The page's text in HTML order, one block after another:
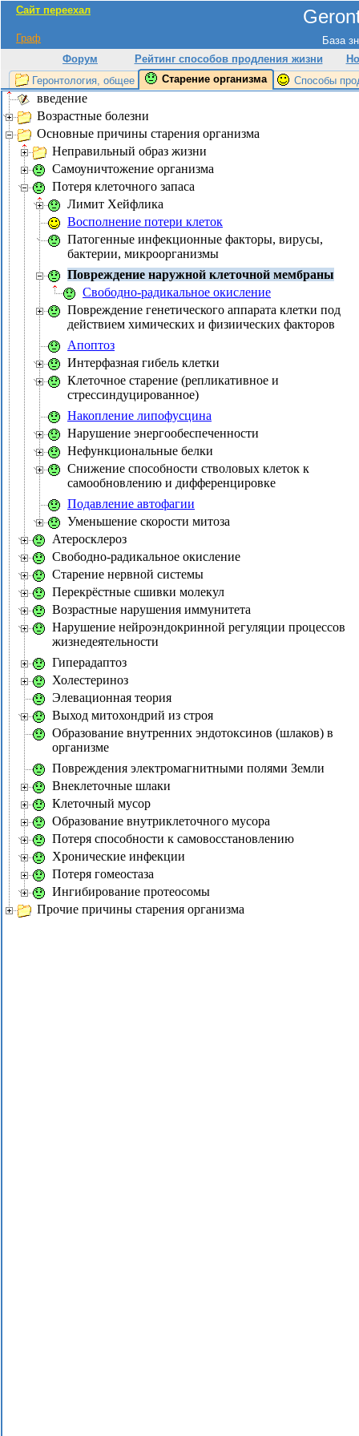
Сайт переехал
База
Граф
Форум
Рейтинг способов продления жизни
Геронтология, общее
Старение организма Способы
введение
Возрастные болезни
Основные причины старения организма
Неправильный образ жизни
Самоуничтожение организма
Потеря клеточного запаса
Лимит Хейфлика
Восполнение потери клеток
Патогенные инфекционные факторы, вирусы,
бактерии, микроорганизмы
Повреждение наружной клеточной мембраны
Свободно-радикальное окисление
Повреждение генетического аппарата клетки под
действием химических и физиических факторов
Апоптоз
Интерфазная гибель клетки
Клеточное старение (репликативное и
стрессиндуцированное)
Накопление липофусцина
Нарушение энергообеспеченности
Нефункциональные белки
Снижение способности стволовых клеток к
самообновлению и дифференцировке
Подавление автофагии
Уменьшение скорости митоза
Атеросклероз
Свободно-радикальное окисление
Старение нервной системы
Перекрёстные сшивки молекул
Возрастные нарушения иммунитета
Нарушение нейроэндокринной регуляции процессов
жизнедеятельности
Гиперадаптоз
Холестериноз
Элевационная теория
Выход митохондрий из строя
Образование внутренних эндотоксинов (шлаков) в
организме
Повреждения электромагнитными полями Земли
Внеклеточные шлаки
Клеточный мусор
Образование внутриклеточного мусора
Потеря способности к самовосстановлению
Хронические инфекции
Потеря гомеостаза
Ингибирование протеосомы
Прочие причины старения организма